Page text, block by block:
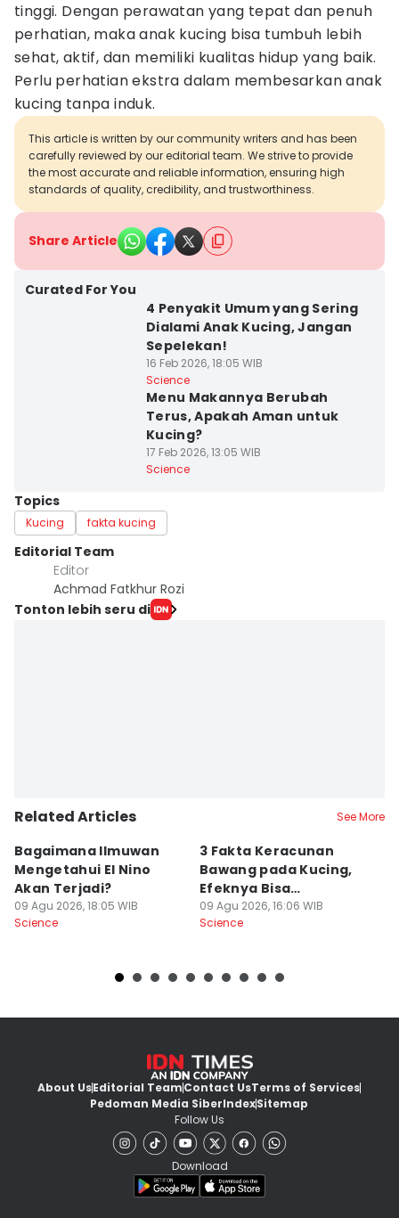
tinggi. Dengan perawatan yang tepat dan penuh
perhatian, maka anak kucing bisa tumbuh lebih
sehat, aktif, dan memiliki kualitas hidup yang baik.
Perlu perhatian ekstra dalam membesarkan anak
kucing tanpa induk.
This article is written by our community writers and has been
carefully reviewed by our editorial team. We strive to provide
the most accurate and reliable information, ensuring high
standards of quality, credibility, and trustworthiness.
Share Article
Curated For You
4 Penyakit Umum yang Sering
Dialami Anak Kucing, Jangan
Sepelekan!
16 Feb 2026, 18:05 WIB
Science
Menu Makannya Berubah
Terus, Apakah Aman untuk
Kucing?
17 Feb 2026, 13:05 WIB
Science
Topics
Kucing fakta kucing
Editorial Team
Editor
Achmad Fatkhur Rozi
Tonton lebih seru di
Related Articles See More
Bagaimana Ilmuwan
Mengetahui El Nino
Akan Terjadi?
09 Agu 2026, 18:05 WIB
Science
3 Fakta Keracunan
Bawang pada Kucing,
Efeknya Bisa
Mematikan!
09 Agu 2026, 16:06 WIB
Science
About UsEditorial TeamContact UsTerms of Services
Pedoman Media SiberIndexSitemap
Follow Us
Download